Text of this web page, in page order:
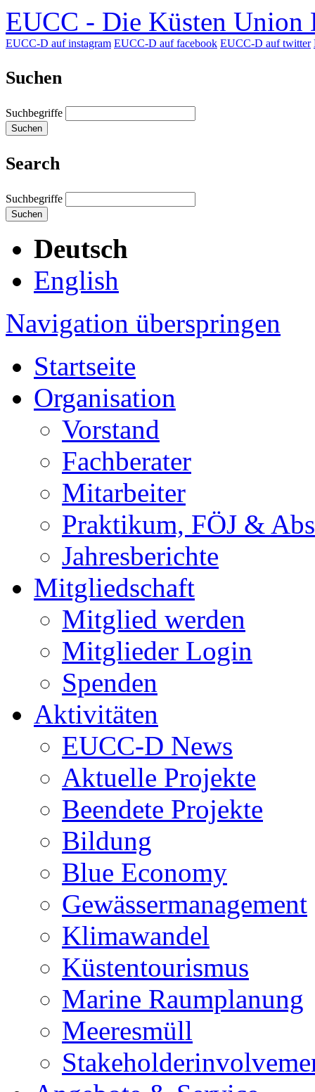
EUCC - Die Küsten Union
EUCC-D auf instagram EUCC-D auf facebook EUCC-D auf twitter
Suchen
Suchbegriffe
Suchen
Search
Suchbegriffe
Suchen
Deutsch
English
Navigation überspringen
Startseite
Organisation
Vorstand
Fachberater
Mitarbeiter
Praktikum, FÖJ &
Jahresberichte
Mitgliedschaft
Mitglied werden
Mitglieder Login
Spenden
Aktivitäten
EUCC-D News
Aktuelle Projekte
Beendete Projekte
Bildung
Blue Economy
Gewässermanagement
Klimawandel
Küstentourismus
Marine Raumplanung
Meeresmüll